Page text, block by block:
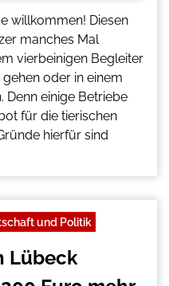
willkommen! Diesen
manches Mal
vierbeinigen Begleiter
oder in einem
einige Betriebe
für die tierischen
hierfür sind
und Politik
Lübeck